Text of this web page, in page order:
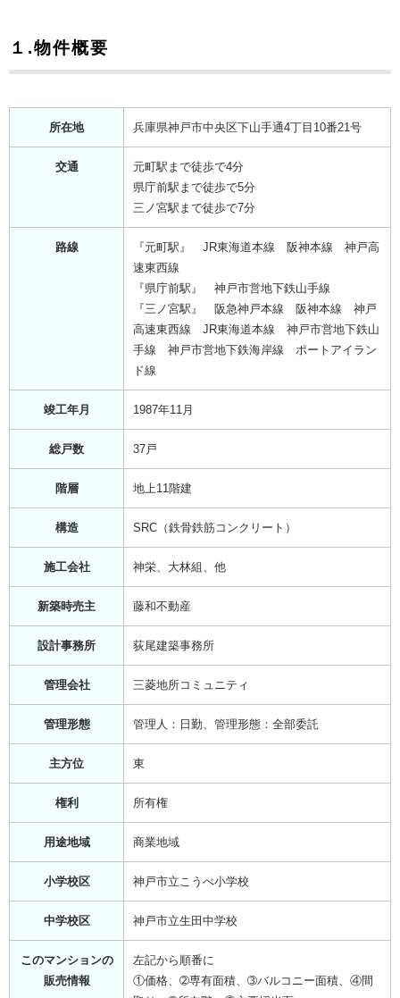
１.物件概要
所在地 兵庫県神戸市中央区下山手通4丁目10番21号
交通
元町駅まで徒歩で4分
県庁前駅まで徒歩で5分
三ノ宮駅まで徒歩で7分
路線
『元町駅』 JR東海道本線 阪神本線 神戸高
速東西線
『県庁前駅』 神戸市営地下鉄山手線
『三ノ宮駅』 阪急神戸本線 阪神本線 神戸
高速東西線 JR東海道本線 神戸市営地下鉄山
手線 神戸市営地下鉄海岸線 ポートアイラン
ド線
竣工年月 1987年11月
総戸数 37戸
階層 地上11階建
構造 SRC（鉄骨鉄筋コンクリート）
施工会社 神栄、大林組、他
新築時売主 藤和不動産
設計事務所 荻尾建築事務所
管理会社 三菱地所コミュニティ
管理形態 管理人：日勤、管理形態：全部委託
主方位 東
権利 所有権
用途地域 商業地域
小学校区 神戸市立こうべ小学校
中学校区 神戸市立生田中学校
このマンションの
販売情報
左記から順番に
①価格、➁専有面積、➂バルコニー面積、④間